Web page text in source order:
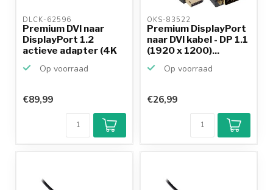
DLCK-62596
Premium DVI naar
DisplayPort 1.2
actieve adapter (4K
Op voorraad
€89,99
OKS-83522
Premium DisplayPort
naar DVI kabel - DP 1.1
(1920 x 1200)...
Op voorraad
€26,99